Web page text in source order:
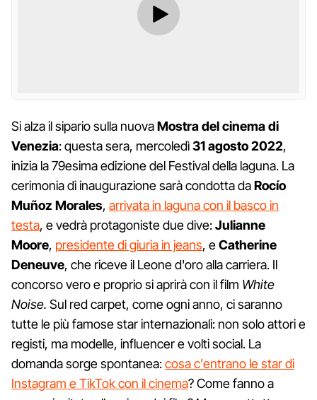
Si alza il sipario sulla nuovaMostra del cinema di
Venezia: questa sera, mercoledì31 agosto 2022,
inizia la 79esima edizione del Festival della laguna. La
cerimonia di inaugurazione sarà condotta daRocío
Muñoz Morales, arrivata in laguna con il basco in
testa, e vedrà protagoniste due dive:Julianne
Moore, presidente di giuria in jeans, eCatherine
Deneuve, che riceve il Leone d'oro alla carriera. Il
concorso vero e proprio si aprirà con il film White
Noise.Sul red carpet, come ogni anno, ci saranno
tutte le più famose star internazionali: non solo attori e
registi, ma modelle, influencer e volti social. La
domanda sorge spontanea:cosa c'entrano le star di
Instagram e TikTok con il cinema? Come fanno a